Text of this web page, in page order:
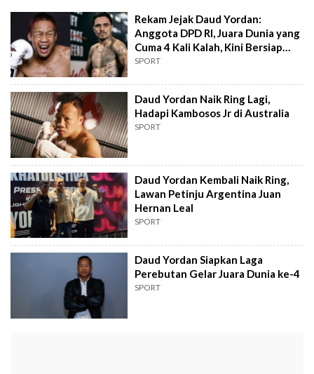
Rekam Jejak Daud Yordan:
Anggota DPD RI, Juara Dunia yang
Cuma 4 Kali Kalah, Kini Bersiap
Hancurkan George Kambosos Jr
SPORT
Daud Yordan Naik Ring Lagi,
Hadapi Kambosos Jr di Australia
SPORT
Daud Yordan Kembali Naik Ring,
Lawan Petinju Argentina Juan
Hernan Leal
SPORT
Daud Yordan Siapkan Laga
Perebutan Gelar Juara Dunia ke-4
SPORT